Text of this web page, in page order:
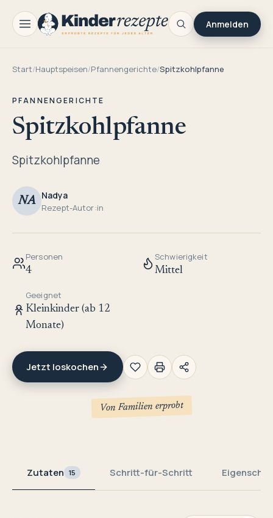
Anmelden
Start/Hauptspeisen/Pfannengerichte/Spitzkohlpfanne
PFANNENGERICHTE
Spitzkohlpfanne
Spitzkohlpfanne
NA Nadya
Rezept-Autor:in
Personen
4
Schwierigkeit
Mittel
Geeignet
Kleinkinder (ab 12
Monate)
Jetzt loskochen
Von Familien erprobt
Zutaten 15 Schritt-für-Schritt